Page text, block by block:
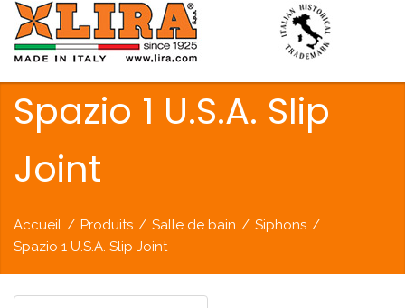
Spazio 1 U.S.A. Slip
Joint
Accueil / Produits / Salle de bain / Siphons /
Spazio 1 U.S.A. Slip Joint